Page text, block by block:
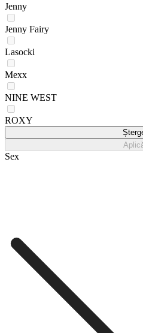
Jenny
Jenny Fairy
Lasocki
Mexx
NINE WEST
ROXY
Sex